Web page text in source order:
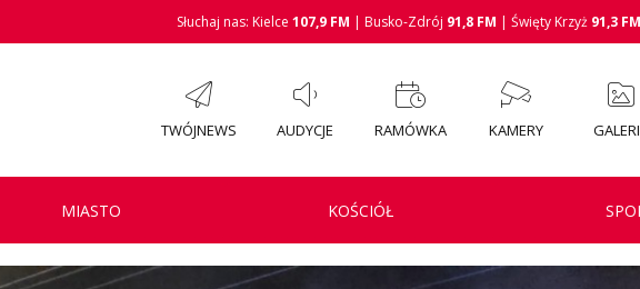
Słuchaj nas: Kielce 107,9 FM | Busko-Zdrój 91,8 FM | Święty Krzyż 91,3 FM
TWÓJNEWS AUDYCJE RAMÓWKA KAMERY
MIASTO KOŚCIÓŁ